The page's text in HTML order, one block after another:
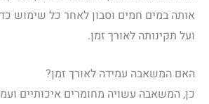
אותה במים חמים וסבון לאחר כל שימוש
ועל תקינותה לאורך זמן.
האם המשאבה עמידה לאורך זמן?
כן, המשאבה עשויה מחומרים איכותיים